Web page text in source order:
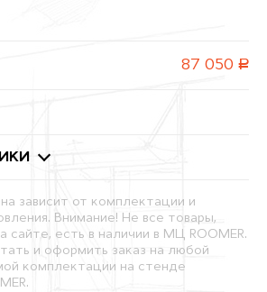
87 050 руб.
зависит от комплектации и
Внимание! Не все товары,
сайте, есть в наличии в МЦ ROOMER.
и оформить заказ на любой
комплектации на стенде